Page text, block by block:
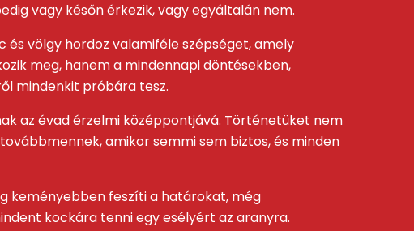
vagy későn érkezik, vagy egyáltalán nem.
völgy hordoz valamiféle szépséget, amely
meg, hanem a mindennapi döntésekben,
mindenkit próbára tesz.
az évad érzelmi középpontjává. Történetüket nem
amikor semmi sem biztos, és minden
keményebben feszíti a határokat, még
kockára tenni egy esélyért az aranyra.